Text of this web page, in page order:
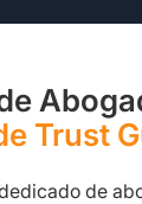
Trust
de